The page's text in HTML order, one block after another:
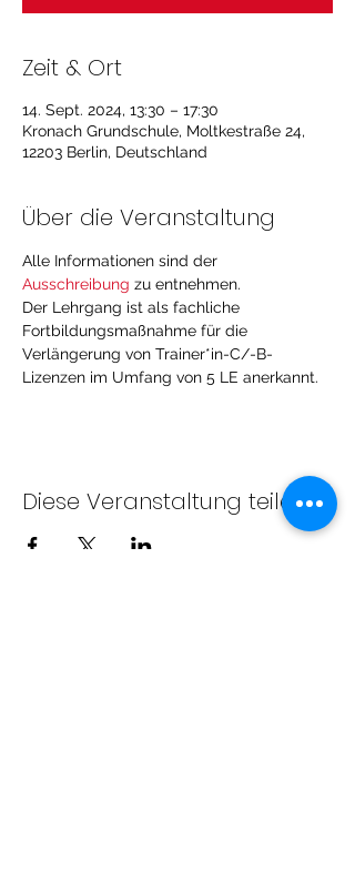
Zeit & Ort
14. Sept. 2024, 13:30 – 17:30
Kronach Grundschule, Moltkestraße 24,
12203 Berlin, Deutschland
Über die Veranstaltung
Alle Informationen sind der
Ausschreibung zu entnehmen.
Der Lehrgang ist als fachliche
Fortbildungsmaßnahme für die
Verlängerung von Trainer*in-C/-B-
Lizenzen im Umfang von 5 LE anerkannt.
Diese Veranstaltung teilen